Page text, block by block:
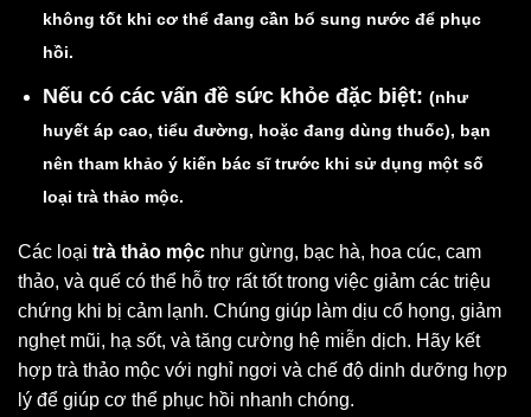
không tốt khi cơ thể đang cần bổ sung nước để phục
hồi.
Nếu có các vấn đề sức khỏe đặc biệt: (như
huyết áp cao, tiểu đường, hoặc đang dùng thuốc), bạn
nên tham khảo ý kiến bác sĩ trước khi sử dụng một số
loại trà thảo mộc.
Các loại trà thảo mộc như gừng, bạc hà, hoa cúc, cam
thảo, và quế có thể hỗ trợ rất tốt trong việc giảm các triệu
chứng khi bị cảm lạnh. Chúng giúp làm dịu cổ họng, giảm
nghẹt mũi, hạ sốt, và tăng cường hệ miễn dịch. Hãy kết
hợp trà thảo mộc với nghỉ ngơi và chế độ dinh dưỡng hợp
lý để giúp cơ thể phục hồi nhanh chóng.